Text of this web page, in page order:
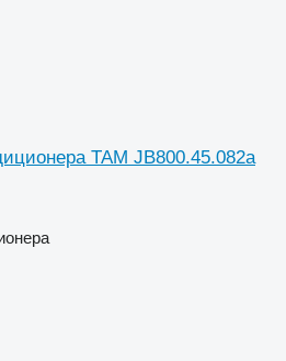
TAM JB800.45.082a